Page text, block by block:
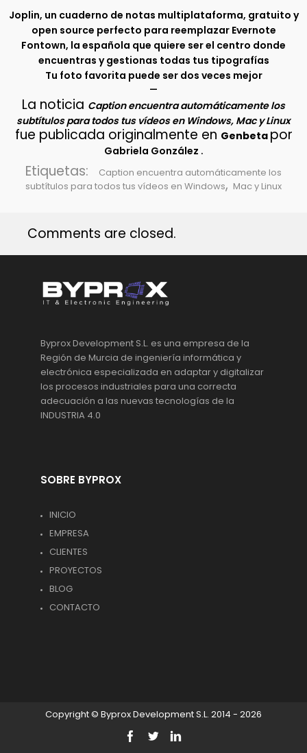
Joplin, un cuaderno de notas multiplataforma, gratuito y
open source perfecto para reemplazar Evernote
Fontown, la española que quiere ser el centro donde
encuentras y gestionas todas tus tipografías
Tu foto favorita puede ser dos veces mejor
–
La noticia Caption encuentra automáticamente los
subtítulos para todos tus vídeos en Windows, Mac y Linux
fue publicada originalmente en Genbeta por
Gabriela González .
Etiquetas:
Caption encuentra automáticamente los
subtítulos para todos tus vídeos en Windows, Mac y Linux
Comments are closed.
Byprox Development S.L. es una empresa de la
Región de Murcia de ingeniería informática y
electrónica especializada en adaptar y digitalizar
los procesos industriales para una correcta
adecuación a las nuevas tecnologías de la
INDUSTRIA 4.0
SOBRE BYPROX
INICIO
EMPRESA
CLIENTES
PROYECTOS
BLOG
CONTACTO
Copyright © Byprox Development S.L. 2014 - 2026